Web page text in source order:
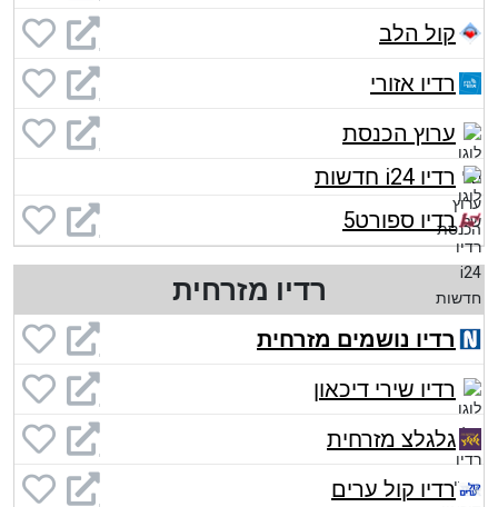
קול הלב
רדיו אזורי
ערוץ הכנסת
רדיו i24 חדשות
רדיו ספורט5
רדיו מזרחית
רדיו נושמים מזרחית
רדיו שירי דיכאון
גלגלצ מזרחית
רדיו קול ערים